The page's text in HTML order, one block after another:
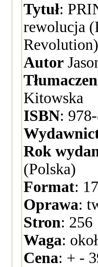
Tytuł:
rewolucja
Revolution)
Autor
Kitowska
ISBN:
Rok
(Polska)
Format:
Oprawa:
Stron: 256
Waga:
Cena: + -